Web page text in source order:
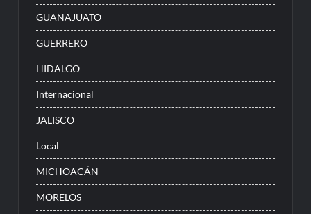
GUANAJUATO
GUERRERO
HIDALGO
Internacional
JALISCO
Local
MICHOACÁN
MORELOS